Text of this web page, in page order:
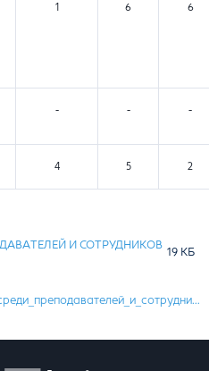
1 6 6
- - -
4 5 2
И СОТРУДНИКОВ
#профком__спартакиада_бгу_среди_преподавателей_и_сотрудников